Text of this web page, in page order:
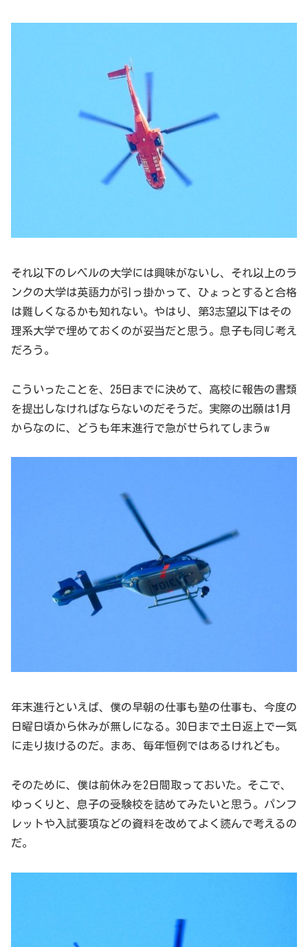
それ以下のレベルの大学には興味がないし、それ以上のラ
ンクの大学は英語力が引っ掛かって、ひょっとすると合格
は難しくなるかも知れない。やはり、第3志望以下はその
理系大学で埋めておくのが妥当だと思う。息子も同じ考え
だろう。
こういったことを、25日までに決めて、高校に報告の書類
を提出しなければならないのだそうだ。実際の出願は1月
からなのに、どうも年末進行で急がせられてしまうw
年末進行といえば、僕の早朝の仕事も塾の仕事も、今度の
日曜日頃から休みが無しになる。30日まで土日返上で一気
に走り抜けるのだ。まあ、毎年恒例ではあるけれども。
そのために、僕は前休みを2日間取っておいた。そこで、
ゆっくりと、息子の受験校を詰めてみたいと思う。パンフ
レットや入試要項などの資料を改めてよく読んで考えるの
だ。